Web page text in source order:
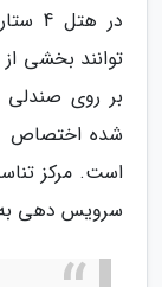
در
توانند بخشی
بر روی صندلی
شده اختصاص
است. مرکز
سرویس دهی به